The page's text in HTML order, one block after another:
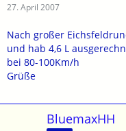
27. April 2007
Nach großer
und hab 4,6 L
bei 80-100Km/h
Grüße
BluemaxHH